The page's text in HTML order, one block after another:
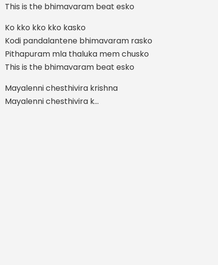
This is the bhimavaram beat esko
Ko kko kko kko kasko
Kodi pandalantene bhimavaram rasko
Pithapuram mla thaluka mem chusko
This is the bhimavaram beat esko
Mayalenni chesthivira krishna
Mayalenni chesthivira k...